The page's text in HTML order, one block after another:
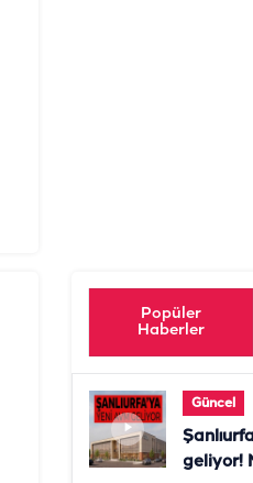
Popüler
Haberler
Güncel
geliyor!